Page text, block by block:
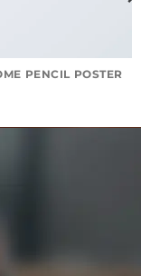
PENCIL POSTER